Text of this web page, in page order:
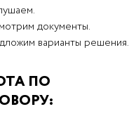
документы.
варианты решения.
ПО